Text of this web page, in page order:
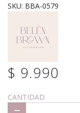
SKU: BBA-0579
$ 9.990
CANTIDAD